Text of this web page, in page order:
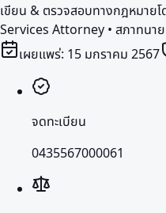
เขียน & ตรวจสอบทางกฎหมายโ
Services Attorney • สภาทนาย
เผยแพร่: 15 มกราคม 2567
จดทะเบียน
0435567000061